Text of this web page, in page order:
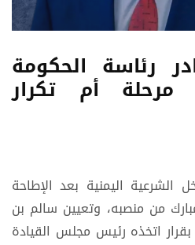
رئاسة الحكومة
مرحلة أم تكرار
الشرعية اليمنية بعد الإطاحة
من منصبه، وتعيين سالم بن
بقرار اتخذه رئيس مجلس القيادة